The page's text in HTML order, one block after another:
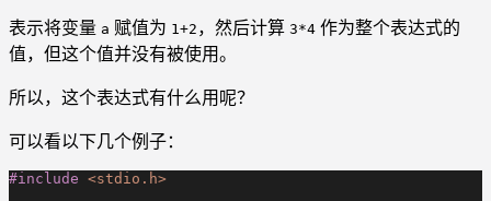
表示将变量 a 赋值为 1+2 ，然后计算 3*4 作为整个表达式的
值，但这个值并没有被使用。
所以，这个表达式有什么用呢？
可以看以下几个例子：
#include <stdio.h>